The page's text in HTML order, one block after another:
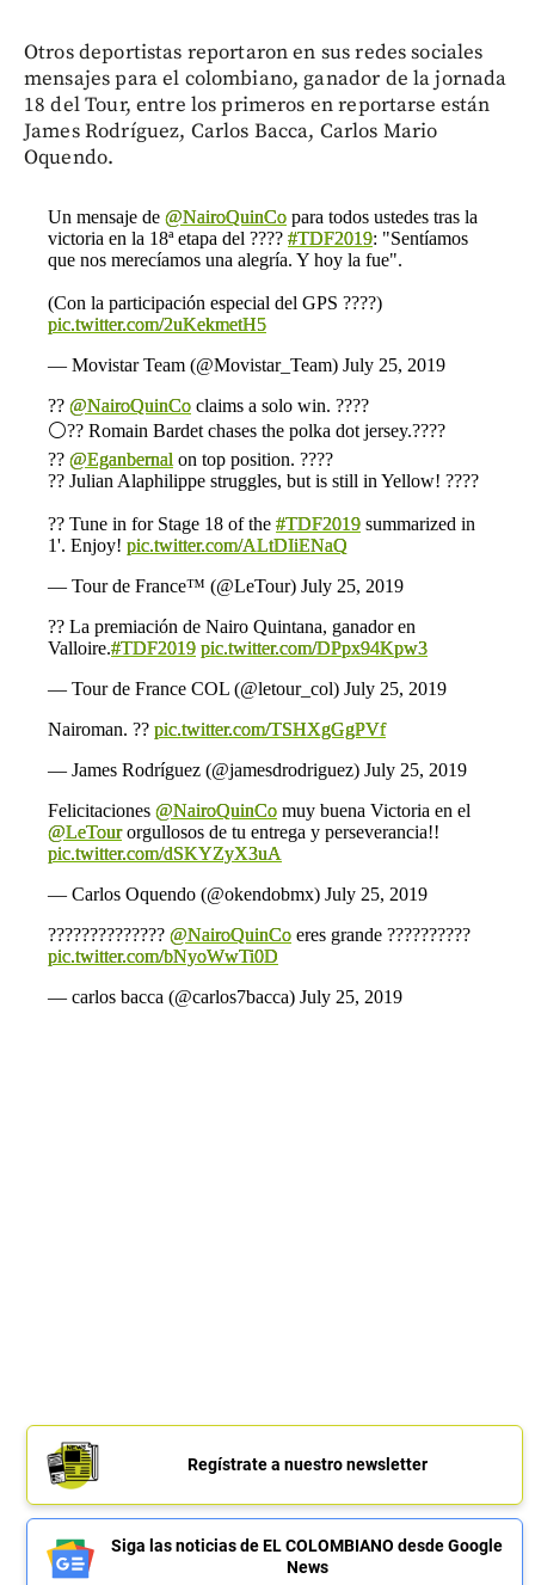
Otros deportistas reportaron en sus redes sociales
mensajes para el colombiano, ganador de la jornada
18 del Tour, entre los primeros en reportarse están
James Rodríguez, Carlos Bacca, Carlos Mario
Oquendo.
Un mensaje de @NairoQuinCo para todos ustedes tras la
victoria en la 18ª etapa del ???? #TDF2019: "Sentíamos
que nos merecíamos una alegría. Y hoy la fue".
(Con la participación especial del GPS ????️)
pic.twitter.com/2uKekmetH5
— Movistar Team (@Movistar_Team) July 25, 2019
?? @NairoQuinCo claims a solo win. ????
⚪?? Romain Bardet chases the polka dot jersey.????
?? @Eganbernal on top position. ????
?? Julian Alaphilippe struggles, but is still in Yellow! ????
?? Tune in for Stage 18 of the #TDF2019 summarized in
1'. Enjoy! pic.twitter.com/ALtDIiENaQ
— Tour de France™ (@LeTour) July 25, 2019
?? La premiación de Nairo Quintana, ganador en
Valloire.#TDF2019 pic.twitter.com/DPpx94Kpw3
— Tour de France COL (@letour_col) July 25, 2019
Nairoman. ?? pic.twitter.com/TSHXgGgPVf
— James Rodríguez (@jamesdrodriguez) July 25, 2019
Felicitaciones @NairoQuinCo muy buena Victoria en el
@LeTourorgullosos de tu entrega y perseverancia!!
pic.twitter.com/dSKYZyX3uA
— Carlos Oquendo (@okendobmx) July 25, 2019
?????????????? @NairoQuinCo eres grande ??????????
pic.twitter.com/bNyoWwTi0D
— carlos bacca (@carlos7bacca) July 25, 2019
Regístrate a nuestro newsletter
Siga las noticias de EL COLOMBIANO desde Google
News